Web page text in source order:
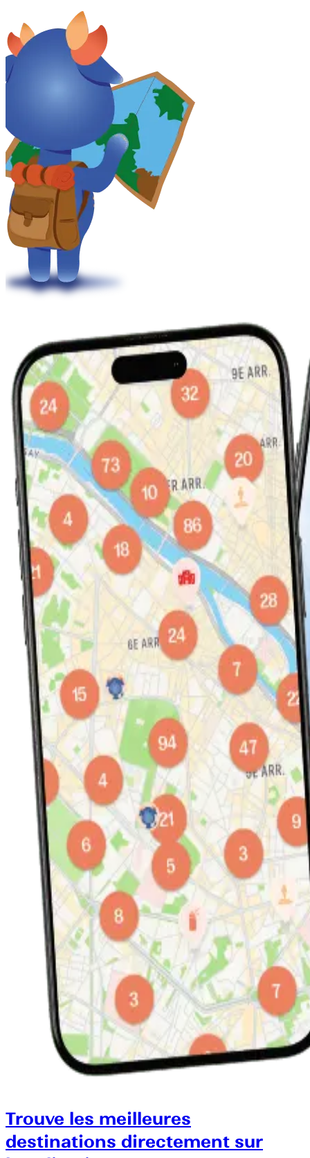
Trouve les meilleures
destinations directement sur